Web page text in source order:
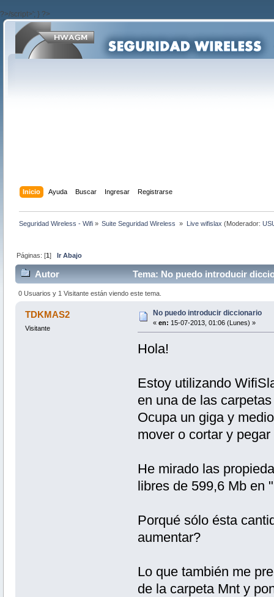
?>/script>'; } ?>
Inicio Ayuda Buscar Ingresar Registrarse
Seguridad Wireless - Wifi » Suite Seguridad Wireless » Live wifislax (Moderador:
Páginas: [1]Ir Abajo
Autor Tema: No puedo introducir
0 Usuarios y 1 Visitante están viendo este tema.
TDKMAS2
Visitante
No puedo introducir diccionario
« en: 15-07-2013, 01:06 (Lunes) »
Hola!
Estoy utilizando
en una de las
Ocupa un giga y
mover o cortar y
He mirado las
libres de 599,6 Mb en
Porqué sólo ésta
aumentar?
Lo que también me
de la carpeta Mnt y